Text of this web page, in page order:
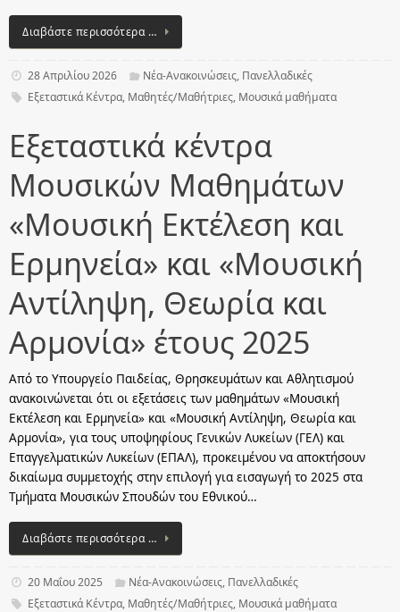
Διαβάστε περισσότερα …
28 Απριλίου 2026 Νέα-Ανακοινώσεις, Πανελλαδικές
Εξεταστικά Κέντρα, Μαθητές/Μαθήτριες, Μουσικά μαθήματα
Εξεταστικά κέντρα
Μουσικών Μαθημάτων
«Μουσική Εκτέλεση και
Ερμηνεία» και «Μουσική
Αντίληψη, Θεωρία και
Αρμονία» έτους 2025
Από το Υπουργείο Παιδείας, Θρησκευμάτων και Αθλητισμού
ανακοινώνεται ότι οι εξετάσεις των μαθημάτων «Μουσική
Εκτέλεση και Ερμηνεία» και «Μουσική Αντίληψη, Θεωρία και
Αρμονία», για τους υποψηφίους Γενικών Λυκείων (ΓΕΛ) και
Επαγγελματικών Λυκείων (ΕΠΑΛ), προκειμένου να αποκτήσουν
δικαίωμα συμμετοχής στην επιλογή για εισαγωγή το 2025 στα
Τμήματα Μουσικών Σπουδών του Εθνικού…
Διαβάστε περισσότερα …
20 Μαΐου 2025 Νέα-Ανακοινώσεις, Πανελλαδικές
Εξεταστικά Κέντρα, Μαθητές/Μαθήτριες, Μουσικά μαθήματα